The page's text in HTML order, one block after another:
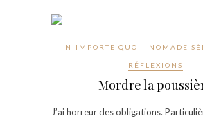
N'IMPORTE QUOI NOMADE
RÉFLEXIONS
Mordre la
J’ai horreur des obligations.